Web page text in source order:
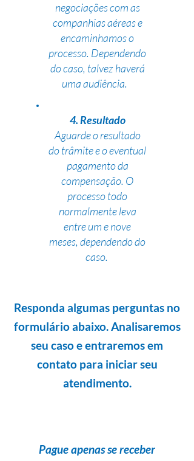
negociações com as
companhias aéreas e
encaminhamos o
processo. Dependendo
do caso, talvez haverá
uma audiência.
4. Resultado
Aguarde o resultado
do trâmite e o eventual
pagamento da
compensação. O
processo todo
normalmente leva
entre um e nove
meses, dependendo do
caso.
Responda algumas perguntas no
formulário abaixo. Analisaremos
seu caso e entraremos em
contato para iniciar seu
atendimento.
Pague apenas se receber